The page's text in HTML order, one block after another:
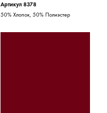
Артикул 8378
50% Хлопок, 50% Полиэстер